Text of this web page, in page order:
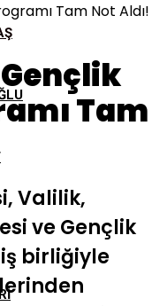
Tam Not Aldı!
Tam
Valilik,
ve Gençlik
birliğiyle